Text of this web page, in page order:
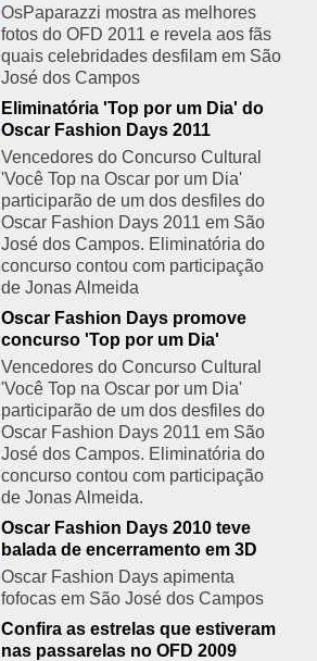
OsPaparazzi mostra as melhores
fotos do OFD 2011 e revela aos fãs
quais celebridades desfilam em São
José dos Campos
Eliminatória 'Top por um Dia' do
Oscar Fashion Days 2011
Vencedores do Concurso Cultural
'Você Top na Oscar por um Dia'
participarão de um dos desfiles do
Oscar Fashion Days 2011 em São
José dos Campos. Eliminatória do
concurso contou com participação
de Jonas Almeida
Oscar Fashion Days promove
concurso 'Top por um Dia'
Vencedores do Concurso Cultural
'Você Top na Oscar por um Dia'
participarão de um dos desfiles do
Oscar Fashion Days 2011 em São
José dos Campos. Eliminatória do
concurso contou com participação
de Jonas Almeida.
Oscar Fashion Days 2010 teve
balada de encerramento em 3D
Oscar Fashion Days apimenta
fofocas em São José dos Campos
Confira as estrelas que estiveram
nas passarelas no OFD 2009